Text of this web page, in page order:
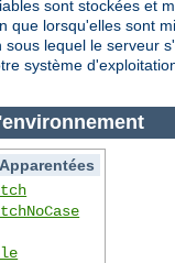
sont stockées et
que lorsqu'elles sont
lequel le serveur
système